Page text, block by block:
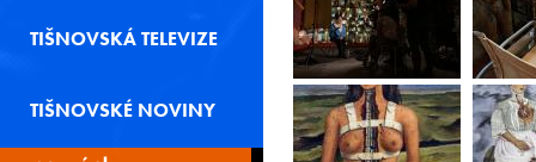
TIŠNOVSKÁ TELEVIZE
TIŠNOVSKÉ NOVINY